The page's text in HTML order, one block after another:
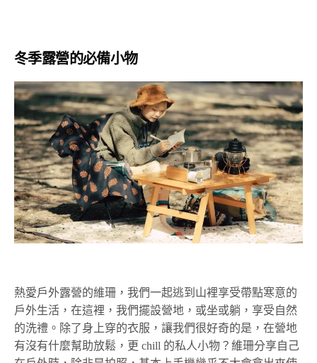
冬季露營的必備小物
熱愛戶外露營的維珊，我們一起逃到山裡享受帶點寒意的
戶外生活，在這裡，我們擺設營地，或坐或躺，享受自然
的洗禮。除了身上穿的衣服，讓我們很好奇的是，在營地
有沒有什麼幫助放鬆，更 chill 的私人小物？維珊分享自己